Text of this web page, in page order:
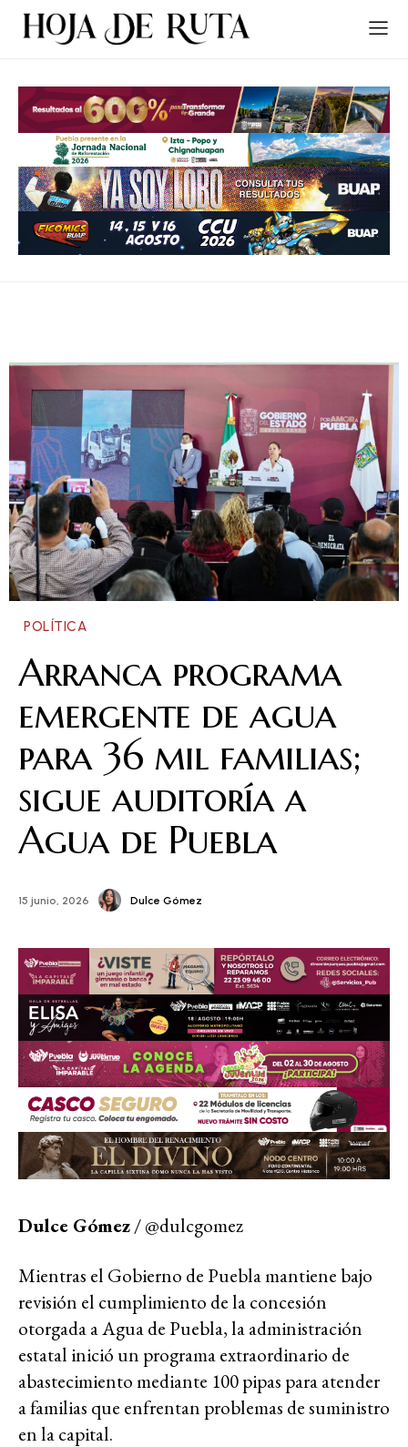
POLÍTICA
Arranca programa
emergente de agua
para 36 mil familias;
sigue auditoría a
Agua de Puebla
15 junio, 2026 Dulce Gómez
Dulce Gómez/ @dulcgomez
Mientras el Gobierno de Puebla mantiene bajo
revisión el cumplimiento de la concesión
otorgada a Agua de Puebla, la administración
estatal inició un programa extraordinario de
abastecimiento mediante 100 pipas para atender
a familias que enfrentan problemas de suministro
en la capital.